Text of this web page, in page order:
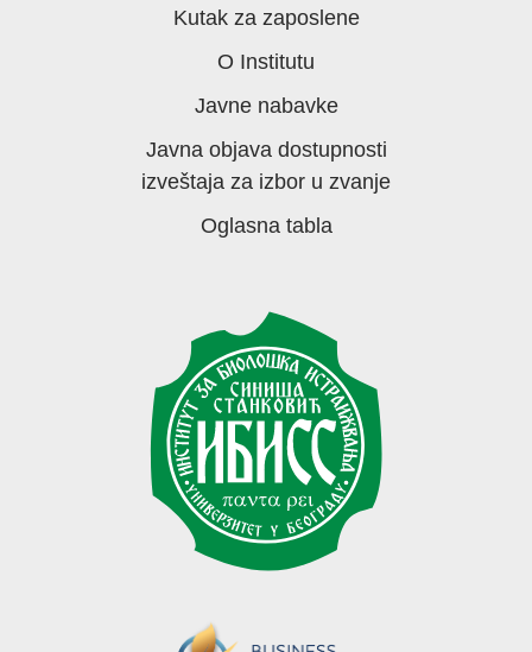
Kutak za zaposlene
O Institutu
Javne nabavke
Javna objava dostupnosti
izveštaja za izbor u zvanje
Oglasna tabla